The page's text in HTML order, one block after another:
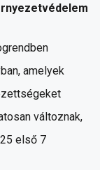
amelyek
változnak,
első 7